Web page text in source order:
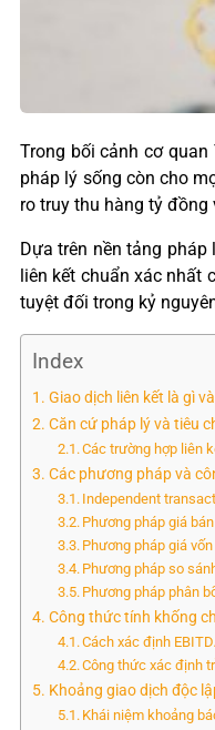
Trong bối cảnh cơ
pháp lý sống còn cho
ro truy thu hàng tỷ
Dựa trên nền tảng pháp
liên kết chuẩn xác nhất
tuyệt đối trong kỷ
Index
Giao dịch liên kết là gì
Căn cứ pháp lý và tiêu
Các trường hợp liên
Các phương pháp và
Independent
Phương pháp giá
Phương pháp giá
Phương pháp so
Phương pháp phân
Công thức tính khống
Cách xác định
Công thức xác định
Khoảng giao dịch độc
Khái niệm khoảng